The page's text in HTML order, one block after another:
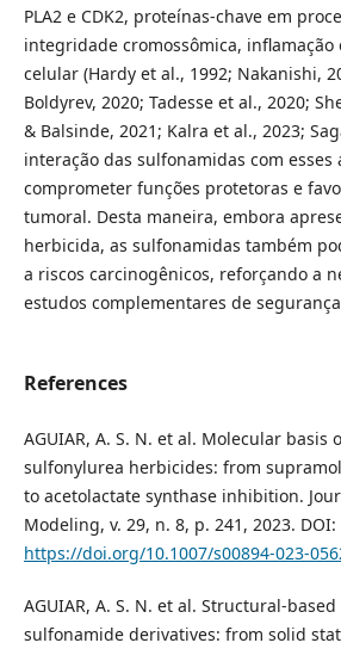
PLA2 e CDK2, proteínas-chave em
integridade cromossômica, inflamação
celular (Hardy et al., 1992; Nakanishi,
Boldyrev, 2020; Tadesse et al., 2020;
& Balsinde, 2021; Kalra et al., 2023;
interação das sulfonamidas com esses
comprometer funções protetoras e
tumoral. Desta maneira, embora
herbicida, as sulfonamidas também
a riscos carcinogênicos, reforçando a
estudos complementares de
References
AGUIAR, A. S. N. et al. Molecular
sulfonylurea herbicides: from
to acetolactate synthase inhibition.
Modeling, v. 29, n. 8, p. 241, 2023. DOI:
https://doi.org/10.1007/s00894-023-
AGUIAR, A. S. N. et al. Structural-
sulfonamide derivatives: from solid